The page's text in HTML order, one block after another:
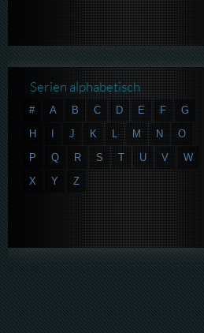
Serien alphabetisch
# A B C D E F
G
H
I J K L M N
O
P
Q R S T U V
W
X
Y Z